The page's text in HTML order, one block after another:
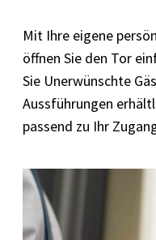
Mit Ihre eigene
öffnen Sie den Tor
Sie Unerwünschte
Aussführungen
passend zu Ihr